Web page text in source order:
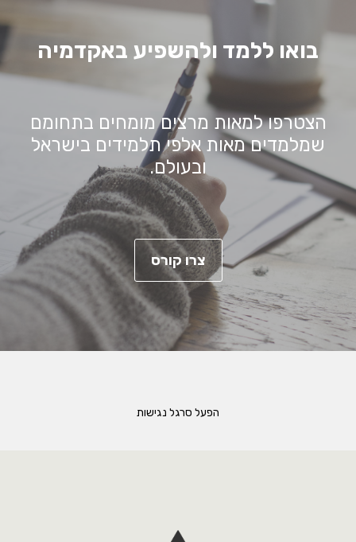
בואו ללמד ולהשפיע באקדמיה
הצטרפו למאות מרצים מומחים בתחומם
שמלמדים מאות אלפי תלמידים בישראל
ובעולם.
צרו קורס
הפעל סרגל נגישות